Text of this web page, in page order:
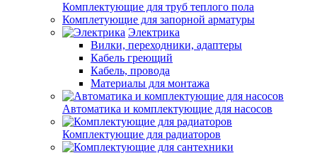
Комплектующие для труб теплого пола
Комплетующие для запорной арматуры
Электрика
Вилки, переходники, адаптеры
Кабель греющий
Кабель, провода
Материалы для монтажа
Автоматика и комплектующие для насосов
Комплектующие для радиаторов